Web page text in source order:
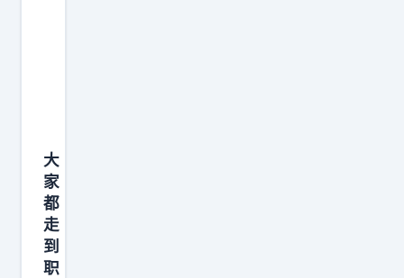
能
力
并
不
稀
大
家
都
走
到
职